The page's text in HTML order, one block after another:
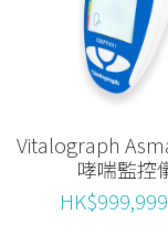
Vitalograph
哮喘監控